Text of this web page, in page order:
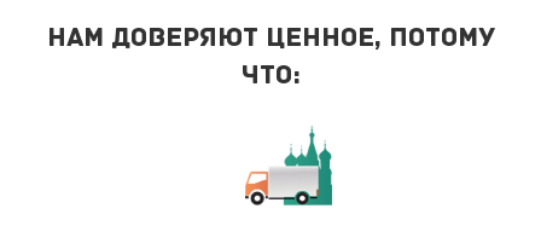
Нам доверяют ценное, потому
что: